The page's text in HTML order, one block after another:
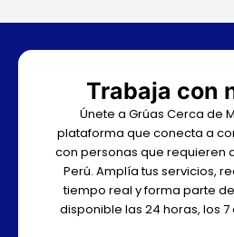
Trabaja con
Únete a Grúas Cerca de
plataforma que conecta a
con personas que requieren
Perú. Amplía tus servicios,
tiempo real y forma parte
disponible las 24 horas, los